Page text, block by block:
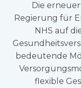
Die
Regierung für
NHS auf
bedeutende
flexible